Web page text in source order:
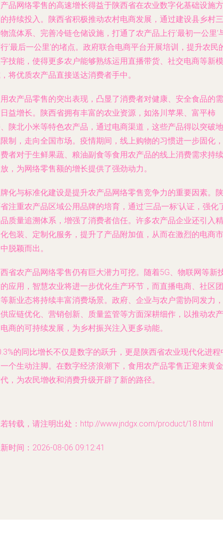
品网络零售的高速增长得益于陕西省在农业数字化基础设施方
持续投入。陕西省积极推动农村电商发展，通过建设县乡村三
流体系、完善冷链仓储设施，打通了农产品上行‘最初一公里’
‘最后一公里’的堵点。政府联合电商平台开展培训，提升农民
技能，使得更多农户能够熟练运用直播带货、社交电商等新模
将优质农产品直接送达消费者手中。
农产品零售的突出表现，凸显了消费者对健康、安全食品的需
益增长。陕西省拥有丰富的农业资源，如洛川苹果、富平柿
陕北小米等特色农产品，通过电商渠道，这些产品得以突破地
制，走向全国市场。疫情期间，线上购物的习惯进一步固化，
者对于生鲜果蔬、粮油副食等食用农产品的线上消费需求持续
，为网络零售额的增长提供了强劲动力。
化与标准化建设是提升农产品网络零售竞争力的重要因素。陕
注重农产品区域公用品牌的培育，通过‘三品一标’认证，强化
质量追溯体系，增强了消费者信任。许多农产品企业还引入精
包装、定制化服务，提升了产品附加值，从而在激烈的电商市
脱颖而出。
省农产品网络零售仍有巨大潜力可挖。随着5G、物联网等新
应用，智慧农业将进一步优化生产环节，而直播电商、社区团
新业态将持续丰富消费场景。政府、企业与农户需协同发力，
应链优化、营销创新、质量监管等方面深耕细作，以推动农产
商的可持续发展，为乡村振兴注入更多动能。
的同比增长不仅是数字的跃升，更是陕西省农业现代化进程
个生动注脚。在数字经济浪潮下，食用农产品零售正迎来黄金
，为农民增收和消费升级开辟了新的路径。
转载，请注明出处：http://www.jndgx.com/product/18.html
时间：2026-08-06 09:12:41